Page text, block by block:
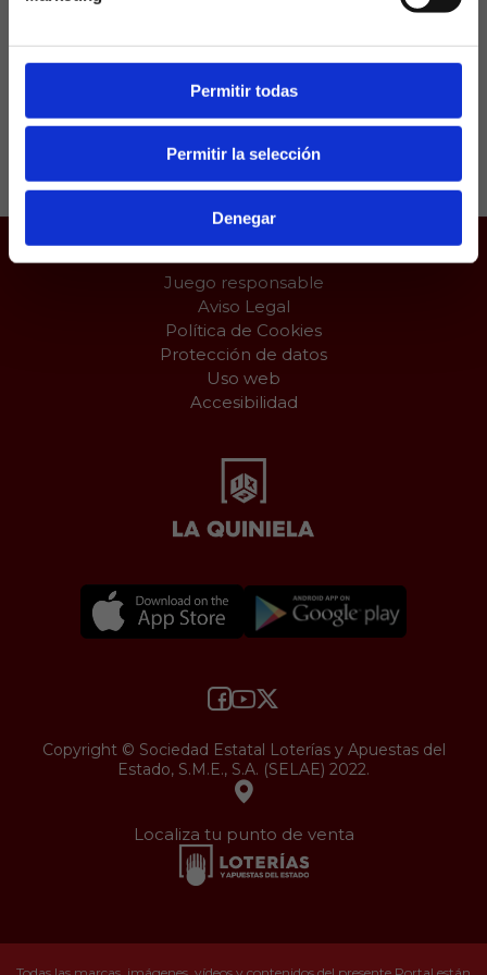
Permitir todas
Permitir la selección
Denegar
este sábado ya que contaban con un partido
Juego responsable
Aviso Legal
Política de Cookies
Protección de datos
Uso web
Accesibilidad
Copyright © Sociedad Estatal Loterías y Apuestas del
Estado, S.M.E., S.A. (SELAE) 2022.
Localiza tu punto de venta